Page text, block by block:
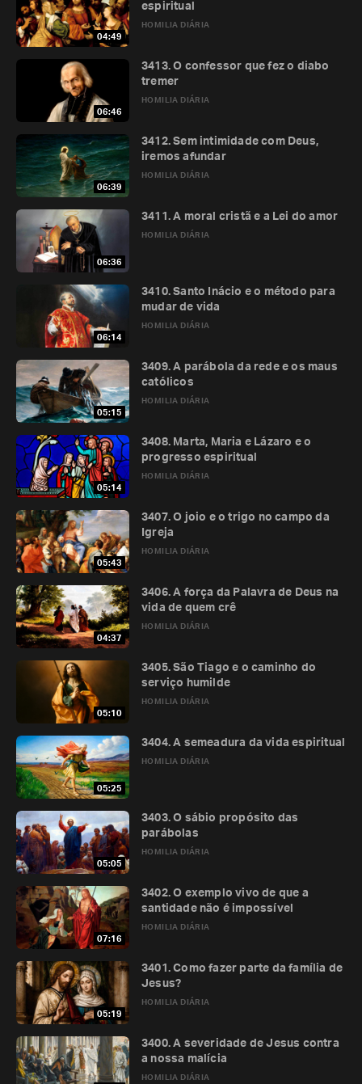
04:49
HOMILIA DIÁRIA
espiritual
06:46
HOMILIA DIÁRIA
3413. O confessor que fez o diabo
tremer
06:39
HOMILIA DIÁRIA
3412. Sem intimidade com Deus,
iremos afundar
06:36
HOMILIA DIÁRIA
3411. A moral cristã e a Lei do amor
06:14
HOMILIA DIÁRIA
3410. Santo Inácio e o método para
mudar de vida
05:15
HOMILIA DIÁRIA
3409. A parábola da rede e os maus
católicos
05:14
HOMILIA DIÁRIA
3408. Marta, Maria e Lázaro e o
progresso espiritual
05:43
HOMILIA DIÁRIA
3407. O joio e o trigo no campo da
Igreja
04:37
HOMILIA DIÁRIA
3406. A força da Palavra de Deus na
vida de quem crê
05:10
HOMILIA DIÁRIA
3405. São Tiago e o caminho do
serviço humilde
05:25
HOMILIA DIÁRIA
3404. A semeadura da vida espiritual
05:05
HOMILIA DIÁRIA
3403. O sábio propósito das
parábolas
07:16
HOMILIA DIÁRIA
3402. O exemplo vivo de que a
santidade não é impossível
05:19
HOMILIA DIÁRIA
3401. Como fazer parte da família de
Jesus?
HOMILIA DIÁRIA
3400. A severidade de Jesus contra
a nossa malícia